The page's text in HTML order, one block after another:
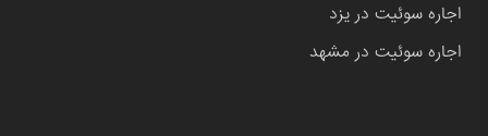
اجاره سوئیت در یزد
اجاره سوئیت در مشهد